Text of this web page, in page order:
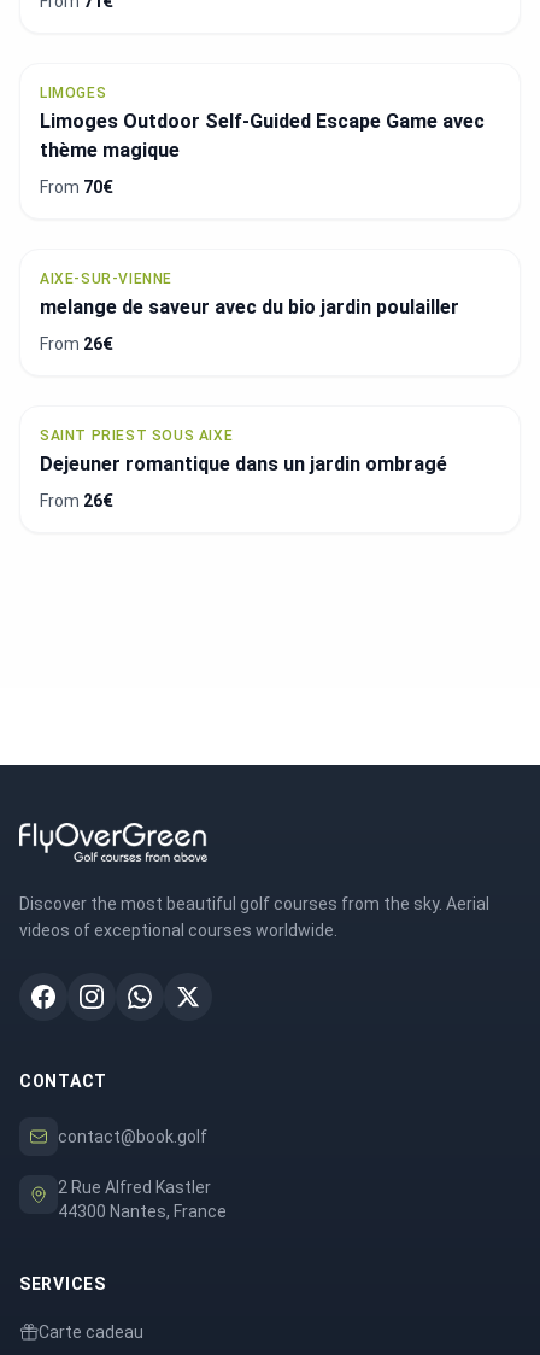
LIMOGES
Limoges Outdoor Self-Guided Escape Game avec
thème magique
From 70€
AIXE-SUR-VIENNE
melange de saveur avec du bio jardin poulailler
From 26€
SAINT PRIEST SOUS AIXE
Dejeuner romantique dans un jardin ombragé
From 26€
Discover the most beautiful golf courses from the sky. Aerial
videos of exceptional courses worldwide.
CONTACT
contact@book.golf
2 Rue Alfred Kastler
44300 Nantes, France
SERVICES
Carte cadeau